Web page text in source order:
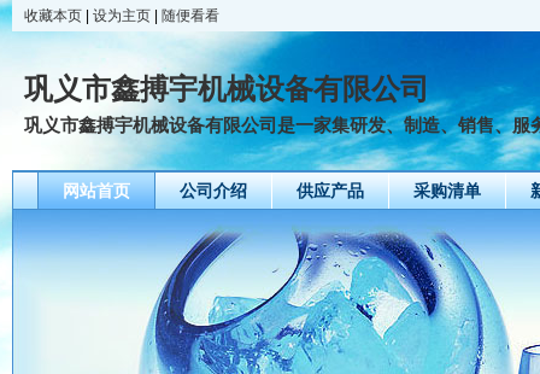
收藏本页 设为主页 随便看看
巩义市鑫搏宇机械设备有限公司
巩义市鑫搏宇机械设备有限公司是一家集研发、制造、销售、服
网站首页 公司介绍 供应产品 采购清单